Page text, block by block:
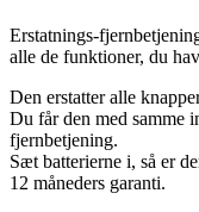
Erstatnings-
alle de funktioner, du
Den erstatter alle
Du får den med samme
fjernbetjening.
Sæt batterierne i, så er
12 måneders garanti.